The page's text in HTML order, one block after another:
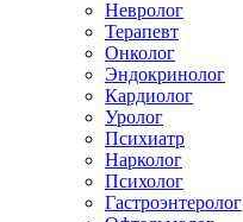
Невролог
Терапевт
Онколог
Эндокринолог
Кардиолог
Уролог
Психиатр
Нарколог
Психолог
Гастроэнтеролог